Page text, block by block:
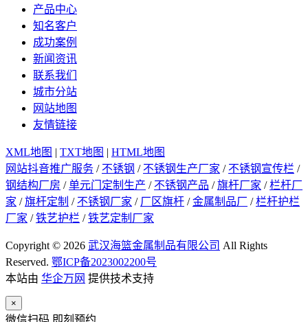
产品中心
知名客户
成功案例
新闻资讯
联系我们
城市分站
网站地图
友情链接
XML地图 | TXT地图 | HTML地图
网站抖音推广服务 / 不锈钢 / 不锈钢生产厂家 / 不锈钢宣传栏 /
钢结构厂房 /单元门定制生产 / 不锈钢产品 /旗杆厂家 /栏杆厂
家 /旗杆定制 / 不锈钢厂家 / 厂区旗杆 /金属制品厂 /栏杆护栏
厂家 /铁艺护栏 /铁艺定制厂家
Copyright © 2026 武汉海篮金属制品有限公司 All Rights
Reserved. 鄂ICP备2023002200号
本站由 华企万网 提供技术支持
×